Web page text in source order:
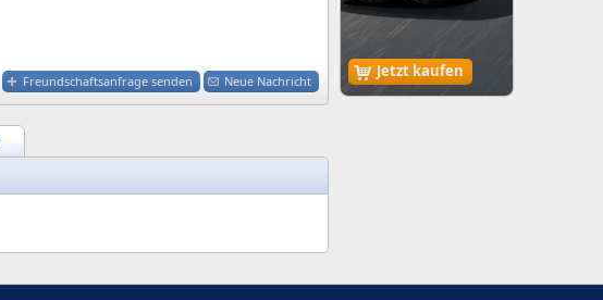
Jetzt kaufen
Freundschaftsanfrage senden Neue Nachricht